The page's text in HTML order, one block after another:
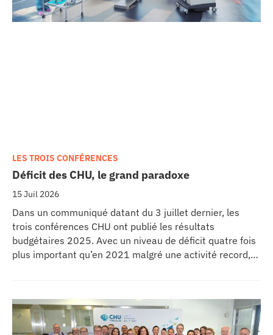
Déficit des CHU, le grand paradoxe
15 Juil 2026
LES TROIS CONFÉRENCES
Dans un communiqué datant du 3 juillet dernier, les
trois conférences CHU ont publié les résultats
budgétaires 2025. Avec un niveau de déficit quatre fois
plus important qu’en 2021 malgré une activité record,